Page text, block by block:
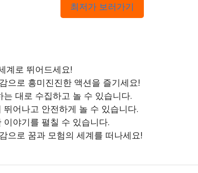
최저가 보러가기
계로 뛰어드세요!
으로 흥미진진한 액션을 즐기세요!
대로 수집하고 놀 수 있습니다.
어나고 안전하게 놀 수 있습니다.
야기를 펼칠 수 있습니다.
으로 꿈과 모험의 세계를 떠나세요!